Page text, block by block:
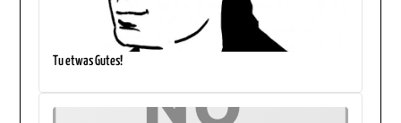
Tu etwas Gutes!